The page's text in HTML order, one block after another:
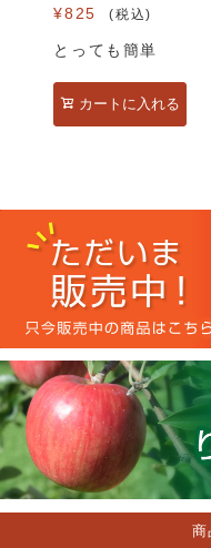
¥825 税込
とっても簡単
カートに入れる
商